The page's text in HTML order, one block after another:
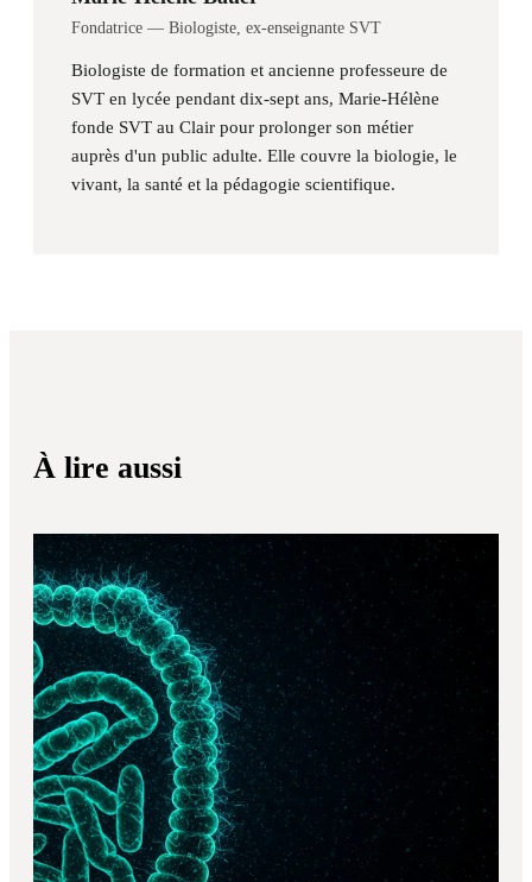
Fondatrice — Biologiste, ex-enseignante SVT
Biologiste de formation et ancienne professeure de
SVT en lycée pendant dix-sept ans, Marie-Hélène
fonde SVT au Clair pour prolonger son métier
auprès d'un public adulte. Elle couvre la biologie, le
vivant, la santé et la pédagogie scientifique.
À lire aussi